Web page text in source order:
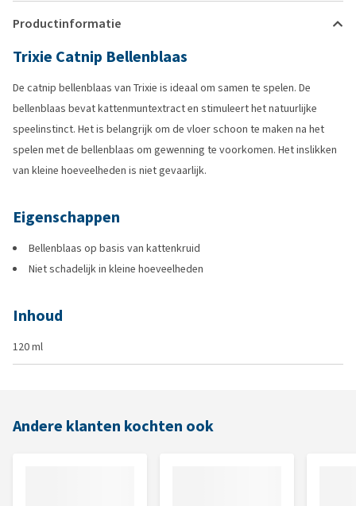
Productinformatie
Trixie Catnip Bellenblaas
De catnip bellenblaas van Trixie is ideaal om samen te spelen. De
bellenblaas bevat kattenmuntextract en stimuleert het natuurlijke
speelinstinct. Het is belangrijk om de vloer schoon te maken na het
spelen met de bellenblaas om gewenning te voorkomen. Het inslikken
van kleine hoeveelheden is niet gevaarlijk.
Eigenschappen
Bellenblaas op basis van kattenkruid
Niet schadelijk in kleine hoeveelheden
Inhoud
120 ml
Andere klanten kochten ook